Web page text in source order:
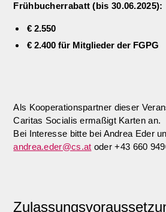
Frühbucherrabatt (bis 30.06.2025):
€ 2.550
€ 2.400für Mitglieder der FGPG
Als Kooperationspartner dieser
Caritas Socialis ermaßigt Karten an.
Bei Interesse bitte bei Andrea Eder
andrea.eder@cs.at oder +43 660